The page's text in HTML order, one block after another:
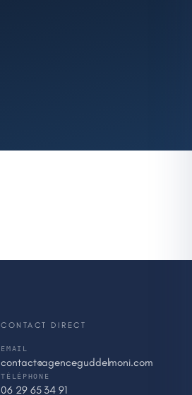
CONTACT DIRECT
EMAIL
contact@agenceguddelmoni.com
TÉLÉPHONE
06 29 65 34 91